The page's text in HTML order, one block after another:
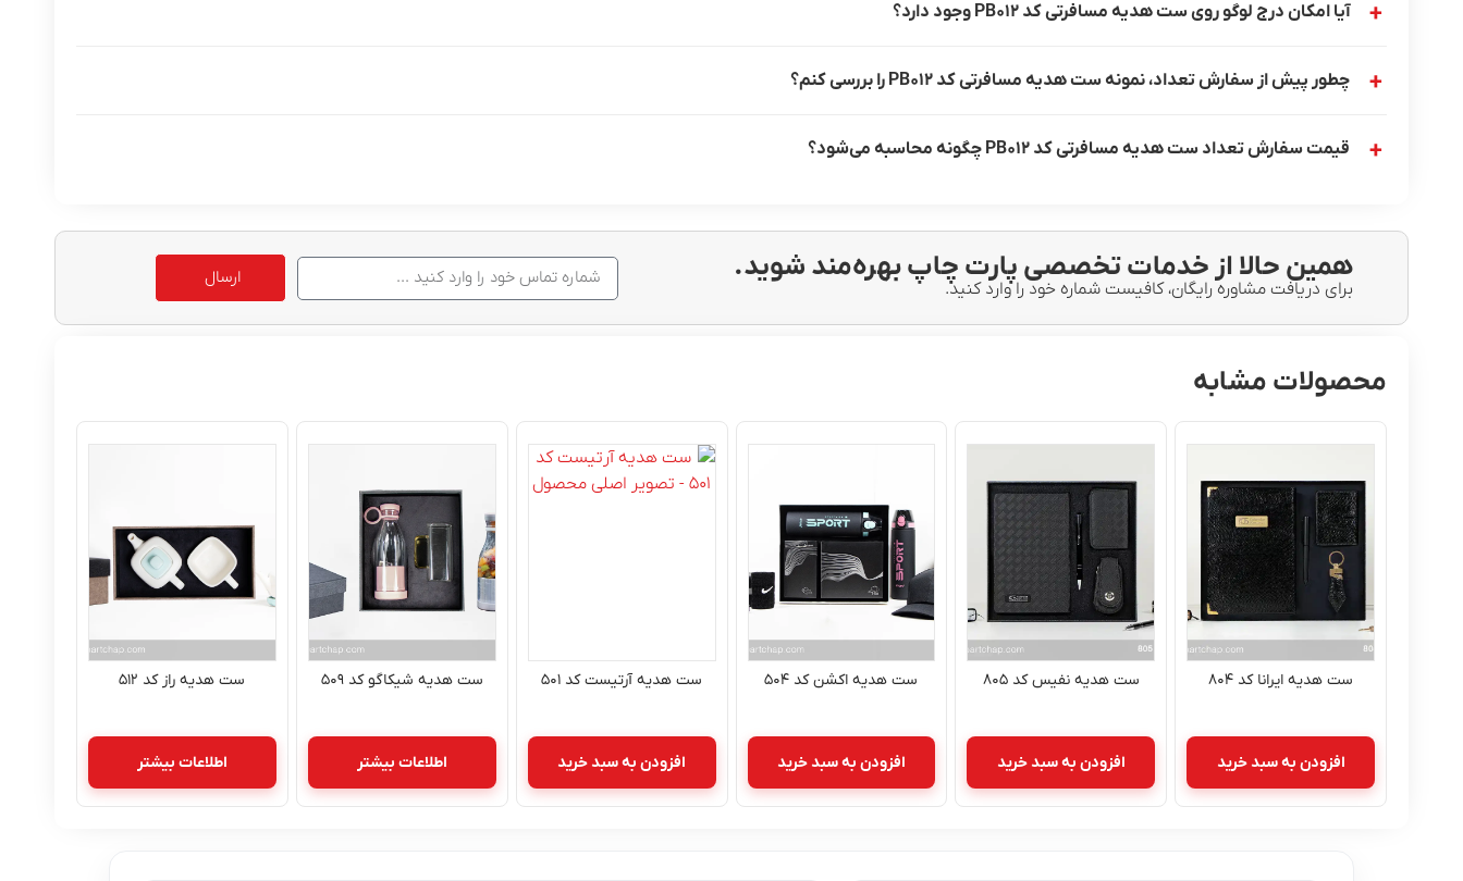
آیا امکان درج لوگو روی ست هدیه مسافرتی کد PB012 وجود دارد؟
چطور پیش از سفارش تعداد، نمونه ست هدیه مسافرتی کد PB012 را بررسی کنم؟
قیمت سفارش تعداد ست هدیه مسافرتی کد PB012 چگونه محاسبه می‌شود؟
همین حالا از خدمات تخصصی پارت چاپ بهره‌مند شوید.
برای دریافت مشاوره رایگان، کافیست شماره خود را وارد کنید.
ارسال
محصولات مشابه
ست هدیه ایرانا کد ۸۰۴
افزودن به سبد خرید
ست هدیه نفیس کد ۸۰۵
افزودن به سبد خرید
ست هدیه اکشن کد ۵۰۴
افزودن به سبد خرید
ست هدیه آرتیست کد ۵۰۱
افزودن به سبد خرید
ست هدیه شیکاگو کد ۵۰۹
اطلاعات بیشتر
ست هدیه راز کد ۵۱۲
اطلاعات بیشتر